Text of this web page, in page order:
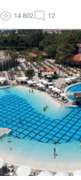
14 802 12